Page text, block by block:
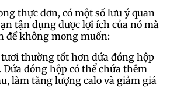
thực đơn, có một số lưu ý quan
tận dụng được lợi ích của nó mà
đề không mong muốn:
thường tốt hơn dứa đóng hộp
đóng hộp có thể chứa thêm
làm tăng lượng calo và giảm giá